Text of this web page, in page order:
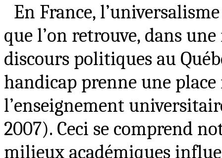
En France,
que l’on retrouve, dans
discours politiques au
handicap prenne une
l’enseignement
2007). Ceci se comprend
milieux académiques